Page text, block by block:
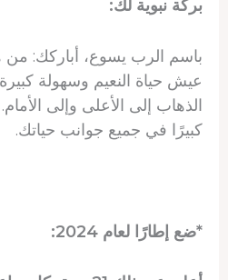
بركة نبوية لك:
باسم الرب يسوع، أباركك: من
عيش حياة النعيم وسهولة
الذهاب إلى الأعلى وإلى
كبيرًا في جميع جوانب حياتك.
*ضع إطارًا لعام 2024: